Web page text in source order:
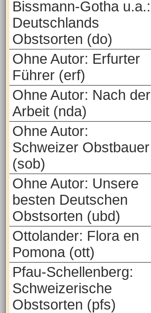
Bissmann-Gotha u.a.:
Deutschlands
Obstsorten (do)
Ohne Autor: Erfurter
Führer (erf)
Ohne Autor: Nach der
Arbeit (nda)
Ohne Autor:
Schweizer Obstbauer
(sob)
Ohne Autor: Unsere
besten Deutschen
Obstsorten (ubd)
Ottolander: Flora en
Pomona (ott)
Pfau-Schellenberg:
Schweizerische
Obstsorten (pfs)